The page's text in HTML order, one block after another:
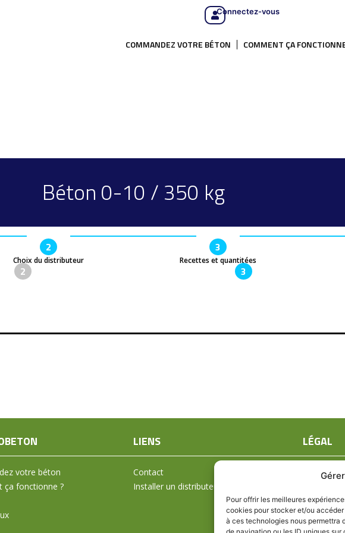
Pour offrir les meilleures
cookies pour stocker et/ou
à ces technologies nous permettra
Connectez-vous
COMMANDEZ VOTRE BÉTON COMMENT ÇA
Béton 0-10 / 350 kg
2
Choix du distributeur
3
Recettes et quantitées
2 3
votre béton
ça fonctionne ?
LIENS
Contact
Installer un distributeur
LÉGAL
Mentions
Politique
Politique